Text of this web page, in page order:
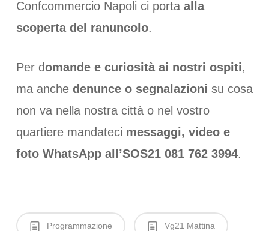
Confcommercio Napoli ci porta alla
scoperta del ranuncolo.
Per domande e curiosità ai nostri ospiti,
ma anche denunce o segnalazioni su cosa
non va nella nostra città o nel vostro
quartiere mandateci messaggi, video e
foto WhatsApp all’SOS21 081 762 3994.
Programmazione Vg21 Mattina